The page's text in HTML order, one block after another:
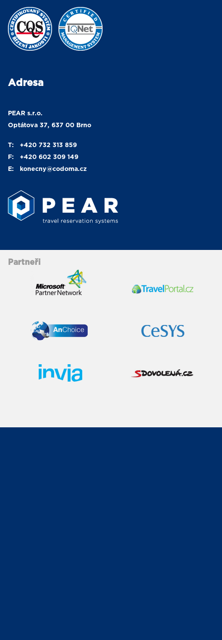
Adresa
PEAR s.r.o.
Optátova 37, 637 00 Brno
T:
+420 732 313 859
F:
+420 602 309 149
E:
konecny@codoma.cz
Partneři